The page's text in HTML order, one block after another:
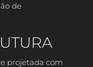
de
projetada com